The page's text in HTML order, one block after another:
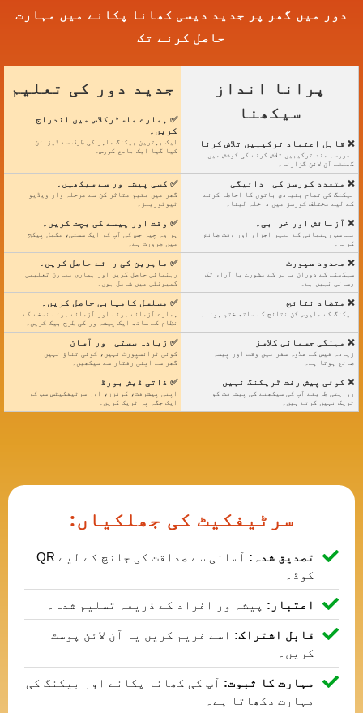
دور میں گھر پر جدید دیسی کھانا پکانے میں مہارت
حاصل کرنے تک
پرانا انداز
سیکھنا
❌ قابل اعتماد ترکیبیں تلاش کرنا
بھروسہ مند ترکیبیں تلاش کرنے کی کوشش میں
گھنٹے آن لائن گزارنا۔
جدید دور کی تعلیم
✅ ہمارے ماسٹرکلاس میں اندراج
کریں۔
ایک بہترین بیکنگ ماہر کی طرف سے ڈیزائن
کیا گیا ایک جامع کورس۔
❌ متعدد کورسز کی ادائیگی
بیکنگ کی تمام بنیادی باتوں کا احاطہ کرنے
کے لیے مختلف کورسز میں داخلہ لینا۔
✅ کسی پیشہ ور سے سیکھیں۔
گھر میں مقیم متاثر کن سے مرحلہ وار ویڈیو
ٹیوٹوریلز۔
❌ آزمائش اور خرابی۔
مناسب رہنمائی کے بغیر اجزاء اور وقت ضائع
کرنا۔
✅ وقت اور پیسے کی بچت کریں۔
ہر وہ چیز جس کی آپ کو ایک سستی، مکمل پیکج
میں ضرورت ہے۔
❌ محدود سپورٹ
سیکھنے کے دوران ماہر کے مشورے یا آراء تک
رسائی نہیں ہے۔
✅ ماہرین کی رائے حاصل کریں۔
رہنمائی حاصل کریں اور ہماری معاون تعلیمی
کمیونٹی میں شامل ہوں۔
❌ متضاد نتائج
بیکنگ کے مایوس کن نتائج کے ساتھ ختم ہونا۔
✅ مسلسل کامیابی حاصل کریں۔
ہمارے آزمائے ہوئے اور آزمائے ہوئے نسخے کے
نظام کے ساتھ ایک پیشہ ور کی طرح بیک کریں۔
❌ مہنگی جسمانی کلاسز
زیادہ فیس کے علاوہ سفر میں وقت اور پیسہ
ضائع ہوتا ہے۔
✅ زیادہ سستی اور آسان
کوئی ٹرانسپورٹ نہیں، کوئی تناؤ نہیں —
گھر سے اپنی رفتار سے سیکھیں۔
❌ کوئی پیش رفت ٹریکنگ نہیں
روایتی طریقے آپ کی سیکھنے کی پیشرفت کو
ٹریک نہیں کرتے ہیں۔
✅ ذاتی ڈیش بورڈ
اپنی پیشرفت، کوئزز، اور سرٹیفکیٹس سب کو
ایک جگہ پر ٹریک کریں۔
سرٹیفکیٹ کی جھلکیاں:
تصدیق شدہ:
آسانی سے صداقت کی جانچ کے لیے QR
کوڈ۔
اعتبار: پیشہ ور افراد کے ذریعہ تسلیم شدہ۔
قابل اشتراک: اسے فریم کریں یا آن لائن پوسٹ
کریں۔
مہارت کا ثبوت: آپ کی کھانا پکانے اور بیکنگ کی
مہارت دکھاتا ہے۔